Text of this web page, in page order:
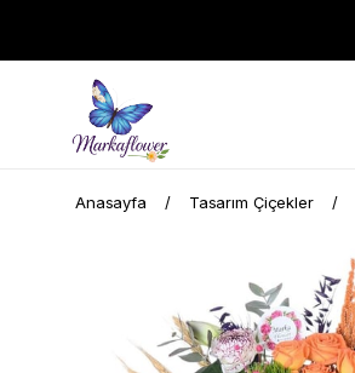
Anasayfa Tasarım Çiçekler